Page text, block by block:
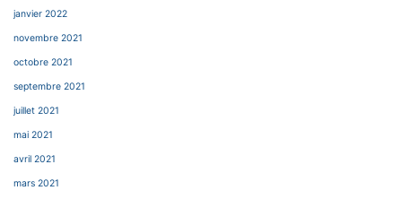
janvier 2022
novembre 2021
octobre 2021
septembre 2021
juillet 2021
mai 2021
avril 2021
mars 2021